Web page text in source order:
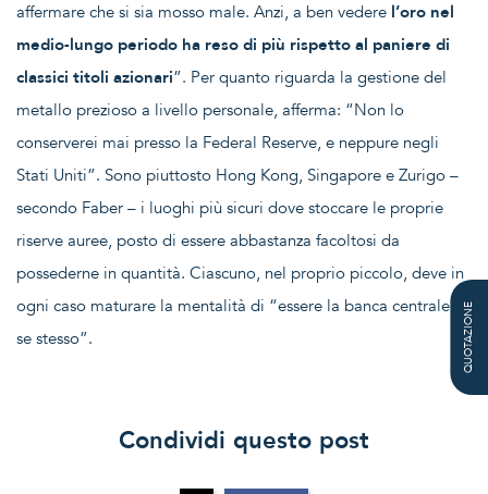
affermare che si sia mosso male. Anzi, a ben vedere l’oro nel
medio-lungo periodo ha reso di più rispetto al paniere di
classici titoli azionari”. Per quanto riguarda la gestione del
metallo prezioso a livello personale, afferma: “Non lo
conserverei mai presso la Federal Reserve, e neppure negli
Stati Uniti”. Sono piuttosto Hong Kong, Singapore e Zurigo –
secondo Faber – i luoghi più sicuri dove stoccare le proprie
riserve auree, posto di essere abbastanza facoltosi da
possederne in quantità. Ciascuno, nel proprio piccolo, deve in
ogni caso maturare la mentalità di “essere la banca centrale di
se stesso”.
Condividi questo post
QUOTAZIONE